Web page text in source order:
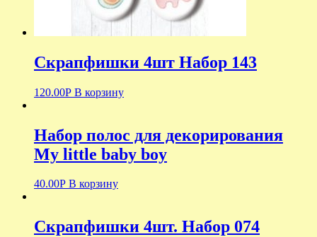
Скрапфишки 4шт Набор 143
120.00Р В корзину
Набор полос для декорирования
My little baby boy
40.00Р В корзину
Скрапфишки 4шт. Набор 074